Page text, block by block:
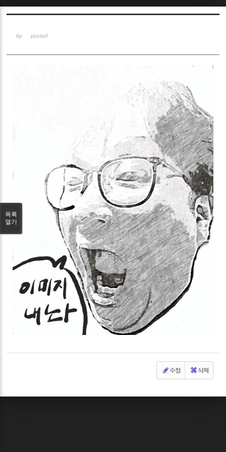
by posted
수정 삭제
목록
열기
Sketchbook5, 스케치북5
Sketchbook5, 스케치북5